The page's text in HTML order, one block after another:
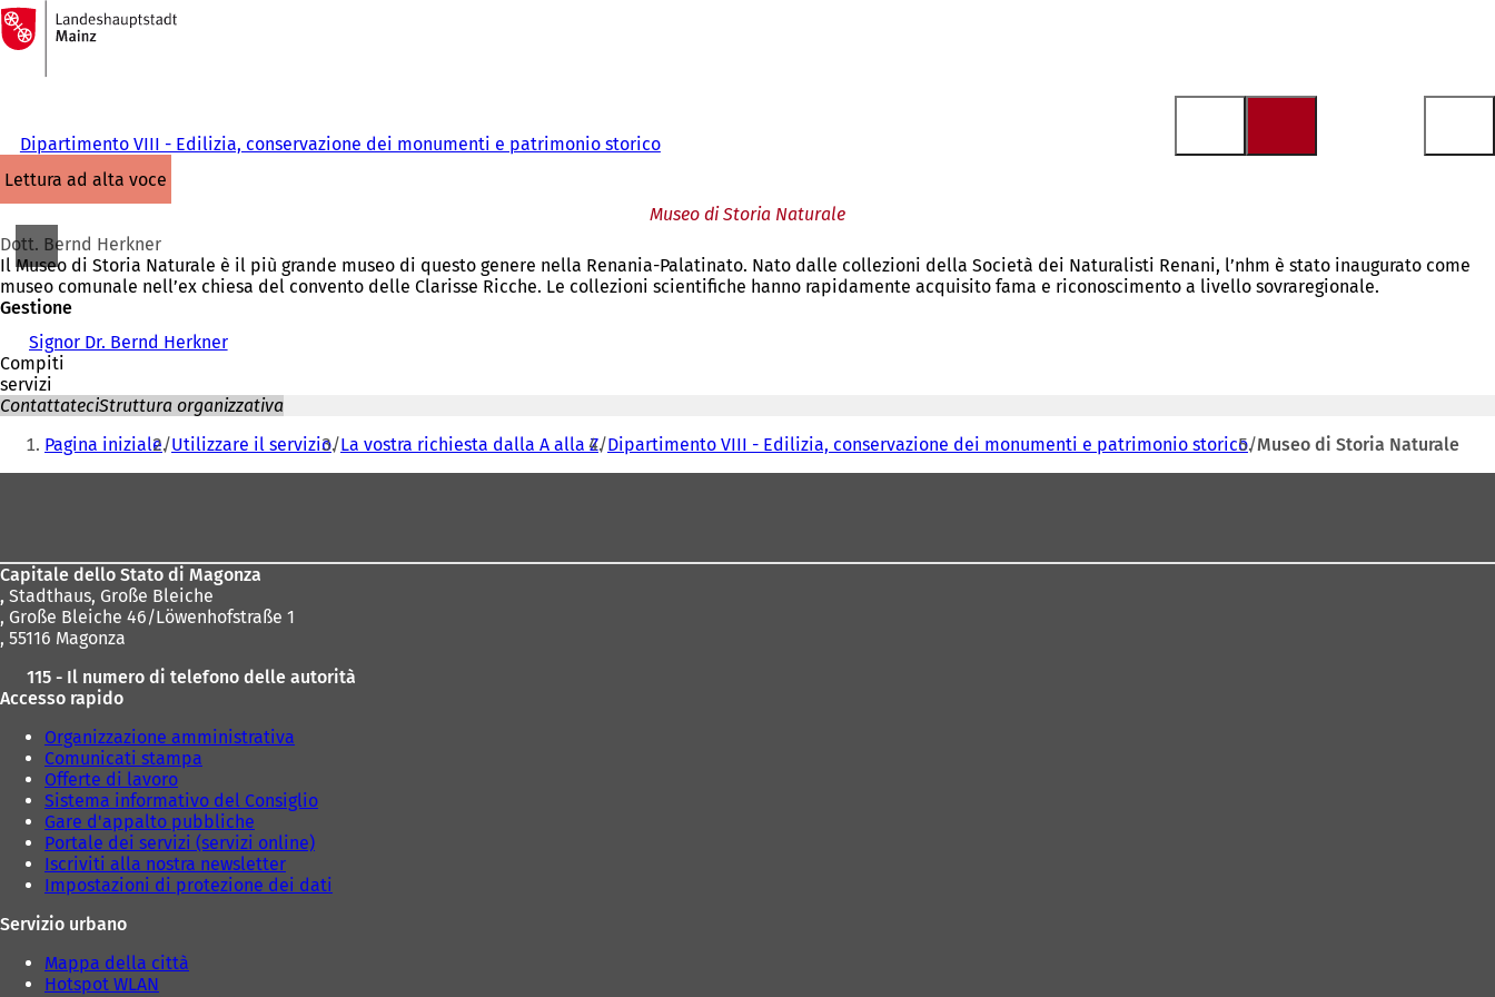
Vai al contenuto
Alla
pagina
iniziale
Dipartimento VIII - Edilizia, conservazione dei monumenti e patrimonio storico
lettura ad alta voce
Museo di Storia Naturale
Dott. Bernd Herkner
Il Museo di Storia Naturale è il più grande museo di questo genere nella Renania-Palatinato. Nato dalle collezioni della Società dei Naturalisti Renani, l’nhm è stato inaugurato come
museo comunale nell’ex chiesa del convento delle Clarisse Ricche. Le collezioni scientifiche hanno rapidamente acquisito fama e riconoscimento a livello sovraregionale.
Gestione
Signor Dr. Bernd Herkner
Compiti
servizi
ContattateciStruttura organizzativa
Siete
qui:
Pagina iniziale Utilizzare il servizio La vostra richiesta dalla A alla Z Dipartimento VIII - Edilizia, conservazione dei monumenti e patrimonio storico Museo di Storia Naturale
Capitale dello Stato di Magonza
, Stadthaus, Große Bleiche
, Große Bleiche 46/Löwenhofstraße 1
, 55116 Magonza
115 - Il numero di telefono delle autorità
Accesso rapido
Organizzazione amministrativa
Comunicati stampa
Offerte di lavoro
Sistema informativo del Consiglio
Gare d'appalto pubbliche
Portale dei servizi (servizi online)
Iscriviti alla nostra newsletter
Impostazioni di protezione dei dati
Servizio urbano
Mappa della città
Hotspot WLAN